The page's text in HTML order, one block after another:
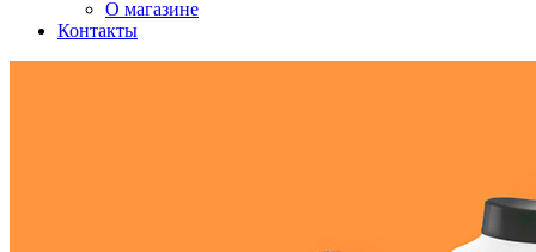
О магазине
Контакты